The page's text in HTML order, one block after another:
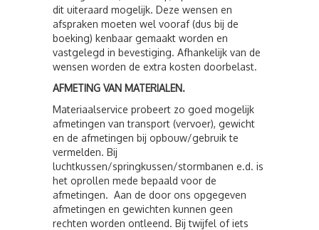
dit uiteraard mogelijk. Deze wensen en
afspraken moeten wel vooraf (dus bij de
boeking) kenbaar gemaakt worden en
vastgelegd in bevestiging. Afhankelijk van de
wensen worden de extra kosten doorbelast.
AFMETING VAN MATERIALEN.
Materiaalservice probeert zo goed mogelijk
afmetingen van transport (vervoer), gewicht
en de afmetingen bij opbouw/gebruik te
vermelden. Bij
luchtkussen/springkussen/stormbanen e.d. is
het oprollen mede bepaald voor de
afmetingen. Aan de door ons opgegeven
afmetingen en gewichten kunnen geen
rechten worden ontleend. Bij twijfel of iets